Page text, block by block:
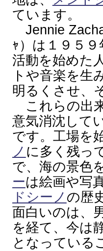
ています。
Jennie
ｬ）は１９５
活動を始めた
トや音楽を生
明るくさせ、
これらの出
意気消沈して
です。工場を
ノ に多く残っ
で、海の景色
ーは絵画や写
ドシーノ の歴
面白いのは、
を経て、今は
となっている